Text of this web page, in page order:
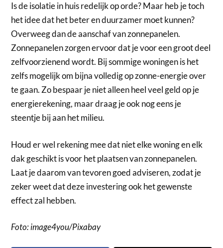
Is de isolatie in huis redelijk op orde? Maar heb je toch
het idee dat het beter en duurzamer moet kunnen?
Overweeg dan de aanschaf van zonnepanelen.
Zonnepanelen zorgen ervoor dat je voor een groot deel
zelfvoorzienend wordt. Bij sommige woningen is het
zelfs mogelijk om bijna volledig op zonne-energie over
te gaan. Zo bespaar je niet alleen heel veel geld op je
energierekening, maar draag je ook nog eens je
steentje bij aan het milieu.
Houd er wel rekening mee dat niet elke woning en elk
dak geschikt is voor het plaatsen van zonnepanelen.
Laat je daarom van tevoren goed adviseren, zodat je
zeker weet dat deze investering ook het gewenste
effect zal hebben.
Foto: image4you/Pixabay